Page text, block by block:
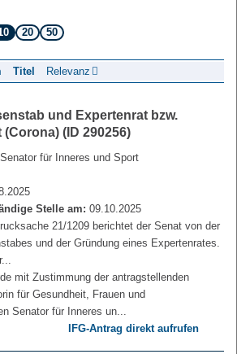
20 50
Titel Relevanz
und Expertenrat bzw.
(ID 290256)
für Inneres und Sport
Stelle am: 09.10.2025
21/1209 berichtet der Senat von der
und der Gründung eines Expertenrates.
mit Zustimmung der antragstellenden
für Gesundheit, Frauen und
Senator für Inneres un...
IFG-Antrag direkt aufrufen